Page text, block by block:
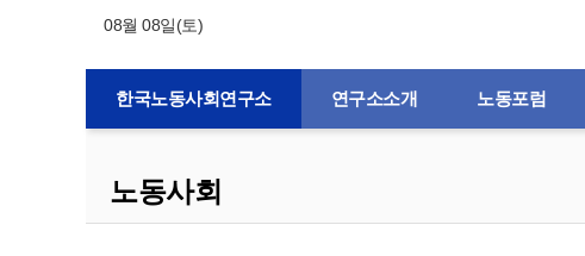
08월 08일(토)
한국노동사회연구소 연구소소개 노동포럼
노동사회